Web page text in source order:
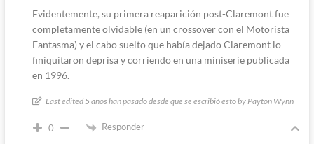
Evidentemente, su primera reaparición post-Claremont fue
completamente olvidable (en un crossover con el Motorista
Fantasma) y el cabo suelto que había dejado Claremont lo
finiquitaron deprisa y corriendo en una miniserie publicada
en 1996.
Last edited 5 años han pasado desde que se escribió esto by Payton Wynn
0 Responder